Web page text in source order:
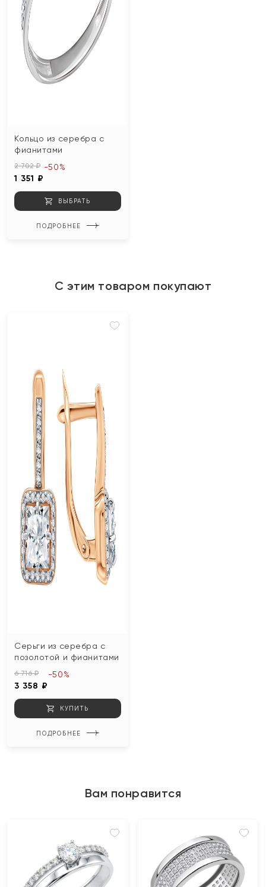
Кольцо из серебра с
фианитами
2 702 ₽
1 351 ₽
-50%
ВЫБРАТЬ
ПОДРОБНЕЕ
С этим товаром покупают
Серьги из серебра с
позолотой и фианитами
6 716 ₽
3 358 ₽
-50%
КУПИТЬ
ПОДРОБНЕЕ
Вам понравится